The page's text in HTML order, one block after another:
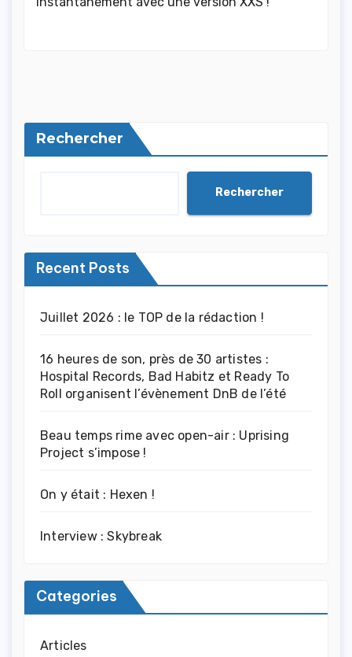
Rechercher
Rechercher
Recent Posts
Juillet 2026 : le TOP de la rédaction !
16 heures de son, près de 30 artistes :
Hospital Records, Bad Habitz et Ready To
Roll organisent l’évènement DnB de l’été
Beau temps rime avec open-air : Uprising
Project s’impose !
On y était : Hexen !
Interview : Skybreak
Categories
Articles